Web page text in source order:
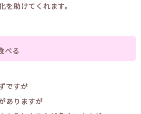
を助けてくれます。
べる
ですが
ありますが